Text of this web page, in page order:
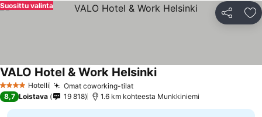
Jaa
Suosittu valinta
4 Tähtiluokitus
Hotelli Omat coworking-tilat
VALO Hotel & Work Helsinki
8,7 Loistava 19 818 1.6 km kohteesta Munkkiniemi